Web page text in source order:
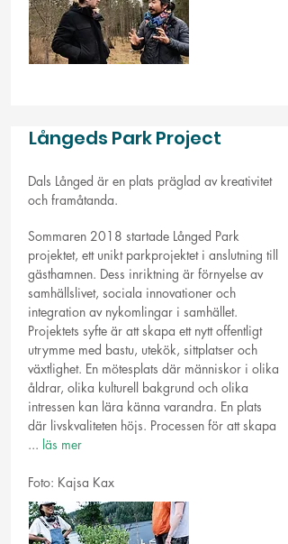
Långeds Park Project
Dals Långed är en plats präglad av kreativitet
och framåtanda.
Sommaren 2018 startade Långed Park
projektet, ett unikt parkprojektet i anslutning till
gästhamnen. Dess inriktning är förnyelse av
samhällslivet, sociala innovationer och
integration av nykomlingar i samhället.
Projektets syfte är att skapa ett nytt offentligt
utrymme med bastu, utekök, sittplatser och
växtlighet. En mötesplats där människor i olika
åldrar, olika kulturell bakgrund och olika
intressen kan lära känna varandra. En plats
där livskvaliteten höjs. Processen för att skapa
... läs mer
Foto: Kajsa Kax